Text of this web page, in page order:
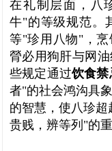
在礼制层面，八
牛"的等级规范。
等"珍用八物"，
膋必用狗肝与网
些规定通过饮食
者"的社会鸿沟具
的智慧，使八珍
贵贱，辨等列"的